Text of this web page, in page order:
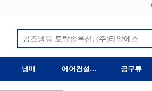
냉매 에어컨설치자재 공구류